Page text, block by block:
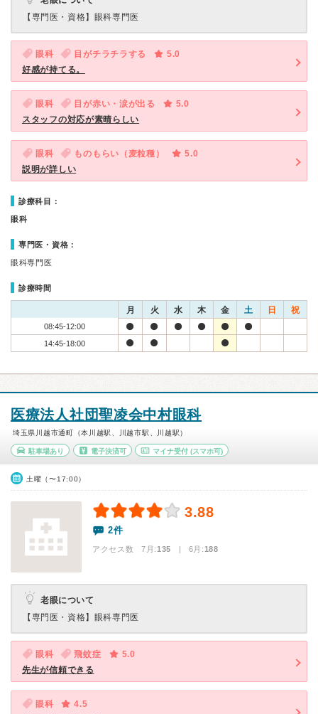
【専門医・資格】 眼科専門医
眼科 目がチラチラする
5.0
好感が持てる。
眼科 目が赤い・涙が出る
5.0
スタッフの対応が素晴らしい
眼科 ものもらい（麦粒種）
5.0
説明が詳しい
診療科目：
眼科
専門医・資格：
眼科専門医
診療時間
月 火 水 木 金 土 日 祝
08:45-12:00
14:45-18:00
医療法人社団聖凌会中村眼科
埼玉県川越市通町（本川越駅、川越市駅、川越駅）
駐車場あり 電子決済可 マイナ受付 (スマホ可)
土曜（〜17:00）
3.88
2件
アクセス数 7月:135 | 6月:188
老眼について
【専門医・資格】 眼科専門医
眼科 飛蚊症
5.0
先生が信頼できる
眼科
4.5